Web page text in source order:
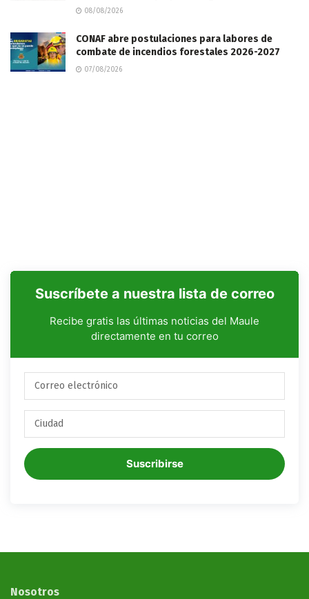
08/08/2026
CONAF abre postulaciones para labores de
combate de incendios forestales 2026-2027
07/08/2026
Suscríbete a nuestra lista de correo
Recibe gratis las últimas noticias del Maule
directamente en tu correo
Suscribirse
Nosotros